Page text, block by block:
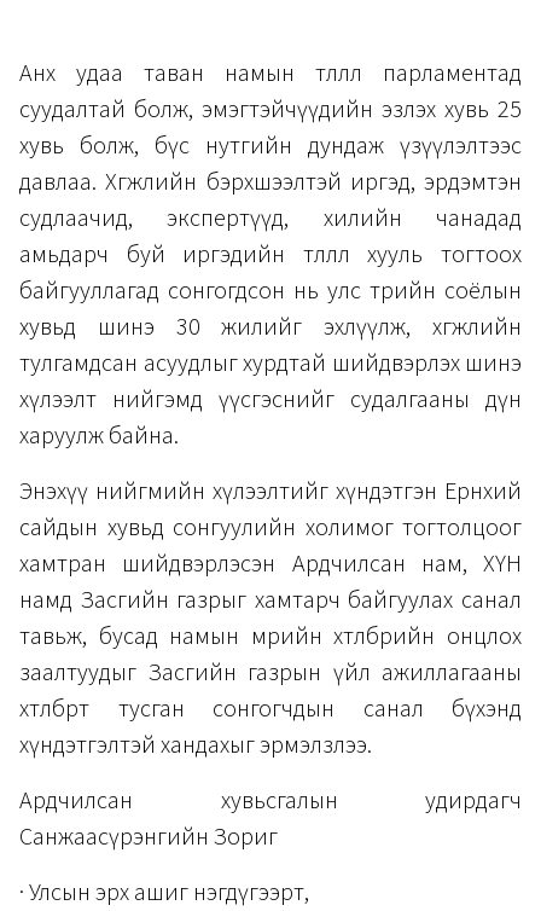
Анх удаа таван намын төлөөлөл парламентад
суудалтай болж, эмэгтэйчүүдийн эзлэх хувь 25
хувь болж, бүс нутгийн дундаж үзүүлэлтээс
давлаа. Хөгжлийн бэрхшээлтэй иргэд, эрдэмтэн
судлаачид, экспертүүд, хилийн чанадад
амьдарч буй иргэдийн төлөөлөл хууль тогтоох
байгууллагад сонгогдсон нь улс төрийн соёлын
хувьд шинэ 30 жилийг эхлүүлж, хөгжлийн
тулгамдсан асуудлыг хурдтай шийдвэрлэх шинэ
хүлээлт нийгэмд үүсгэснийг судалгааны дүн
харуулж байна.
Энэхүү нийгмийн хүлээлтийг хүндэтгэн Ерөнхий
сайдын хувьд сонгуулийн холимог тогтолцоог
хамтран шийдвэрлэсэн Ардчилсан нам, ХҮН
намд Засгийн газрыг хамтарч байгуулах санал
тавьж, бусад намын мөрийн хөтөлбөрийн онцлох
заалтуудыг Засгийн газрын үйл ажиллагааны
хөтөлбөрт тусган сонгогчдын санал бүхэнд
хүндэтгэлтэй хандахыг эрмэлзлээ.
Ардчилсан хувьсгалын удирдагч
Санжаасүрэнгийн Зориг
· Улсын эрх ашиг нэгдүгээрт,